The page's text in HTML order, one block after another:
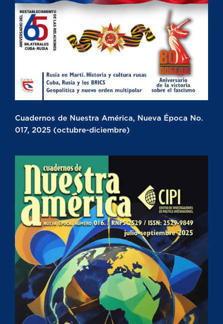
Cuadernos de Nuestra América, Nueva Época No.
017, 2025 (octubre-diciembre)